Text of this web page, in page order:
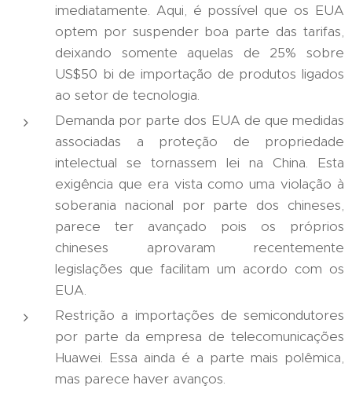
imediatamente. Aqui, é possível que os EUA
optem por suspender boa parte das tarifas,
deixando somente aquelas de 25% sobre
US$50 bi de importação de produtos ligados
ao setor de tecnologia.
Demanda por parte dos EUA de que medidas
associadas a proteção de propriedade
intelectual se tornassem lei na China. Esta
exigência que era vista como uma violação à
soberania nacional por parte dos chineses,
parece ter avançado pois os próprios
chineses aprovaram recentemente
legislações que facilitam um acordo com os
EUA.
Restrição a importações de semicondutores
por parte da empresa de telecomunicações
Huawei. Essa ainda é a parte mais polêmica,
mas parece haver avanços.